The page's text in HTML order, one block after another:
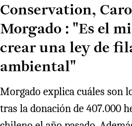
Conservation,
Morgado : "Es el
crear una ley de
ambiental"
Morgado explica cuáles son
tras la donación de 407.000